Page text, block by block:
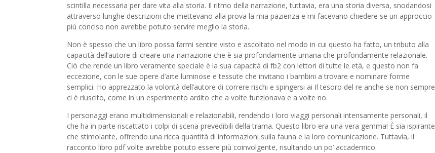
scintilla necessaria per dare vita alla storia. Il ritmo della narrazione, tuttavia, era una storia diversa, snodandosi
attraverso lunghe descrizioni che mettevano alla prova la mia pazienza e mi facevano chiedere se un approccio
più conciso non avrebbe potuto servire meglio la storia.
Non è spesso che un libro possa farmi sentire visto e ascoltato nel modo in cui questo ha fatto, un tributo alla
capacità dell’autore di creare una narrazione che è sia profondamente umana che profondamente relazionale.
Ciò che rende un libro veramente speciale è la sua capacità di fb2 con lettori di tutte le età, e questo non fa
eccezione, con le sue opere d’arte luminose e tessute che invitano i bambini a trovare e nominare forme
semplici. Ho apprezzato la volontà dell’autore di correre rischi e spingersi ai Il tesoro del re anche se non sempre
ci è riuscito, come in un esperimento ardito che a volte funzionava e a volte no.
I personaggi erano multidimensionali e relazionabili, rendendo i loro viaggi personali intensamente personali, il
che ha in parte riscattato i colpi di scena prevedibili della trama. Questo libro era una vera gemma! È sia ispirante
che stimolante, offrendo una ricca quantità di informazioni sulla fauna e la loro comunicazione. Tuttavia, il
racconto libro pdf volte avrebbe potuto essere più coinvolgente, risultando un po’ accademico.